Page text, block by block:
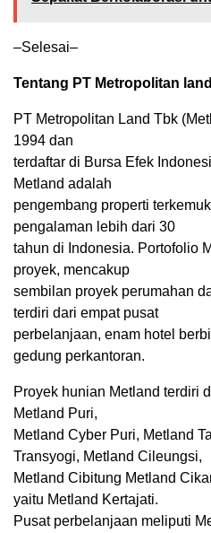
–Selesai–
Tentang PT Metropolitan
PT Metropolitan Land Tbk
1994 dan
terdaftar di Bursa Efek
Metland adalah
pengembang properti
pengalaman lebih dari 30
tahun di Indonesia. Portofolio
proyek, mencakup
sembilan proyek perumahan
terdiri dari empat pusat
perbelanjaan, enam hotel
gedung perkantoran.
Proyek hunian Metland terdiri
Metland Puri,
Metland Cyber Puri, Metland
Transyogi, Metland Cileungsi,
Metland Cibitung Metland
yaitu Metland Kertajati.
Pusat perbelanjaan meliputi